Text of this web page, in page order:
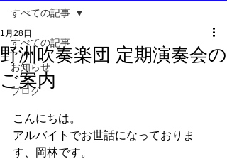
すべての記事
お知らせ
ブログ
すべての記事
野洲吹奏楽団 定期演奏会の
ご案内
1月28日
こんにちは。
アルバイトでお世話になっておりま
す、岡林です。